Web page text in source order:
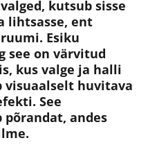
kutsub sisse
lihtsasse, ent
Esiku
see on värvitud
kus valge ja halli
visuaalselt huvitava
See
andes